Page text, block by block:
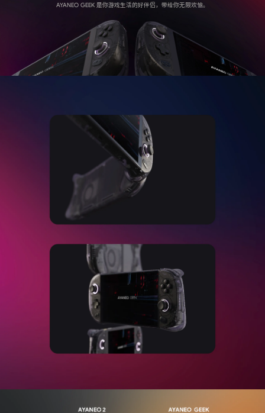
AYANEO GEEK 是你游戏生活的好伴侣，带给你无限欢愉。